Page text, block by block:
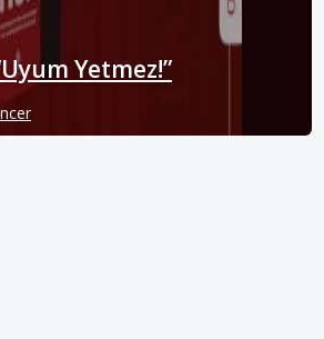
Yetmez!”